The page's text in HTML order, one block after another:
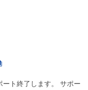
ト終了します。 サポー